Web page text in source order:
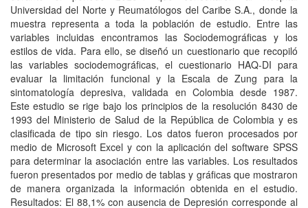
Universidad del Norte y Reumatólogos del Caribe S.A., donde la
muestra representa a toda la población de estudio. Entre las
variables incluidas encontramos las Sociodemográficas y los
estilos de vida. Para ello, se diseñó un cuestionario que recopiló
las variables sociodemográficas, el cuestionario HAQ-DI para
evaluar la limitación funcional y la Escala de Zung para la
sintomatología depresiva, validada en Colombia desde 1987.
Este estudio se rige bajo los principios de la resolución 8430 de
1993 del Ministerio de Salud de la República de Colombia y es
clasificada de tipo sin riesgo. Los datos fueron procesados por
medio de Microsoft Excel y con la aplicación del software SPSS
para determinar la asociación entre las variables. Los resultados
fueron presentados por medio de tablas y gráficas que mostraron
de manera organizada la información obtenida en el estudio.
Resultados: El 88,1% con ausencia de Depresión corresponde al